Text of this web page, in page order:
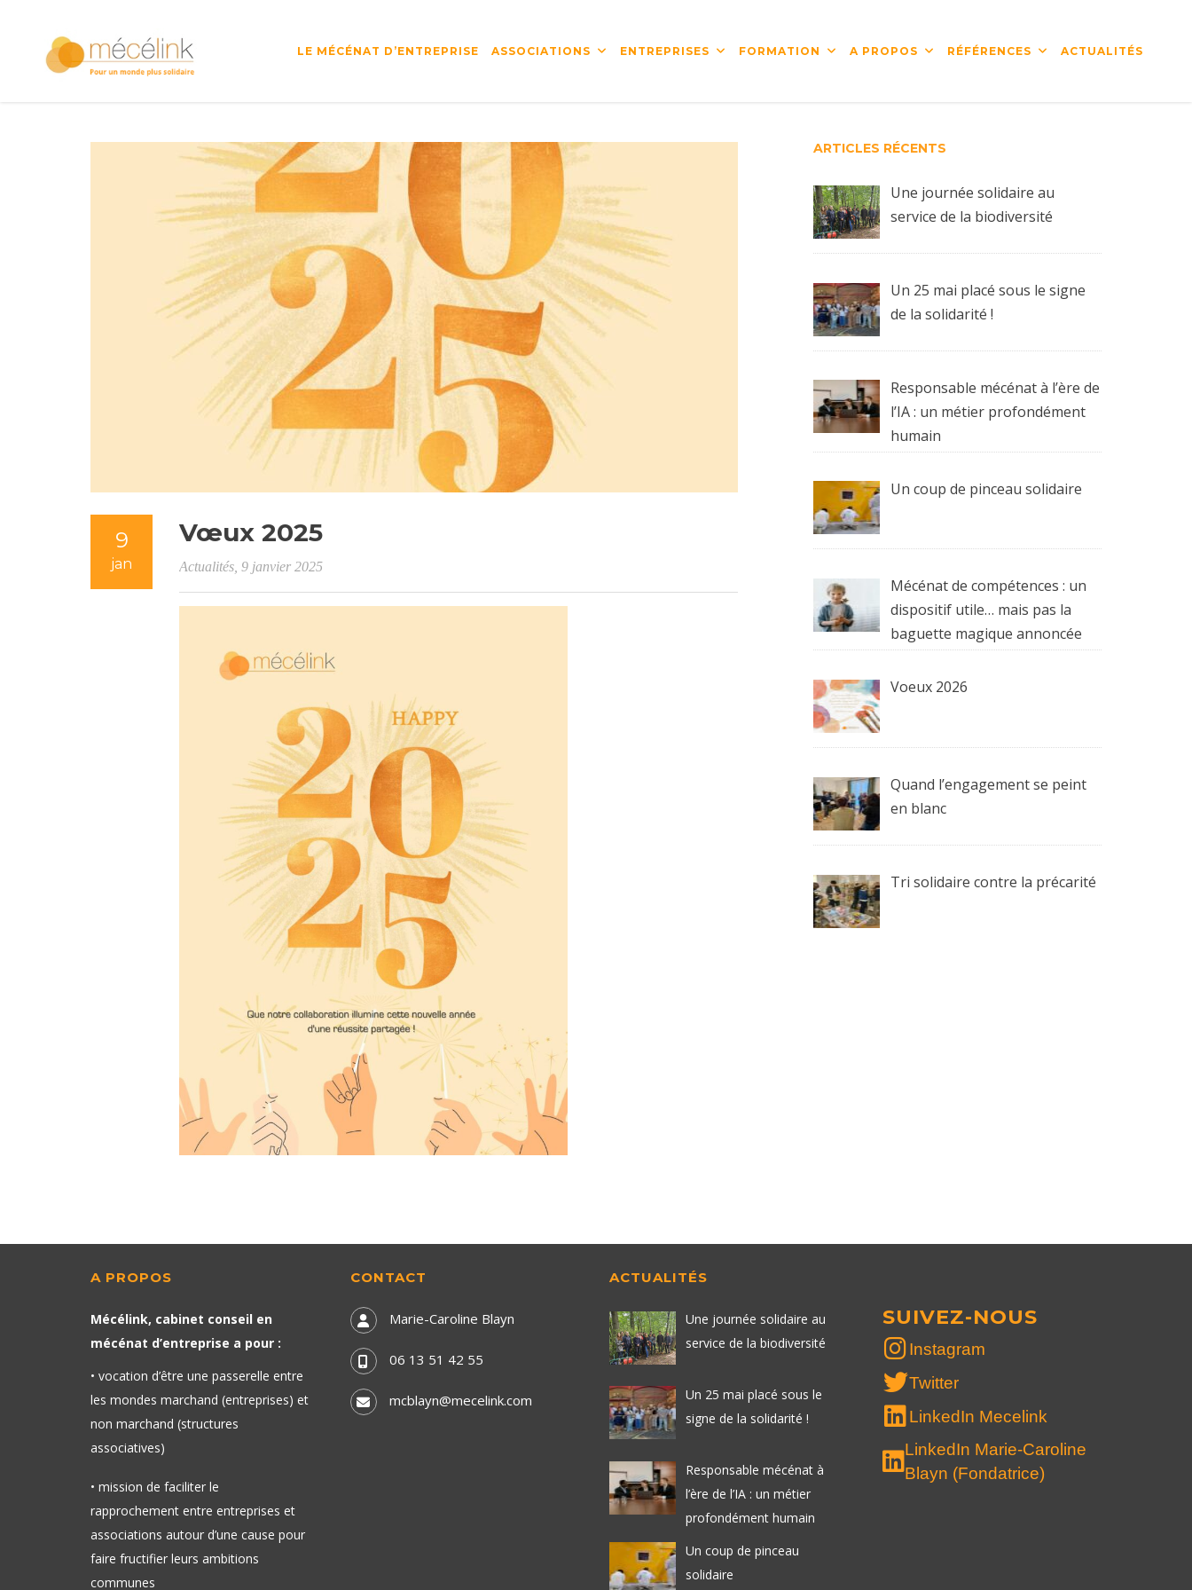
LE MÉCÉNAT D’ENTREPRISE ASSOCIATIONS ENTREPRISES FORMATION A PROPOS RÉFÉRENCES ACTUALITÉS
9
jan
Vœux 2025
Actualités , 9 janvier 2025
ARTICLES RÉCENTS
Une journée solidaire au
service de la biodiversité
Un 25 mai placé sous le signe
de la solidarité !
Responsable mécénat à l’ère de
l’IA : un métier profondément
humain
Un coup de pinceau solidaire
Mécénat de compétences : un
dispositif utile… mais pas la
baguette magique annoncée
Voeux 2026
Quand l’engagement se peint
en blanc
Tri solidaire contre la précarité
A PROPOS
Mécélink, cabinet conseil en
mécénat d’entreprise a pour :
• vocation d’être une passerelle entre
les mondes marchand (entreprises) et
non marchand (structures
associatives)
• mission de faciliter le
rapprochement entre entreprises et
associations autour d’une cause pour
faire fructifier leurs ambitions
communes
CONTACT
Marie-Caroline Blayn
06 13 51 42 55
mcblayn@mecelink.com
ACTUALITÉS
Une journée solidaire au
service de la biodiversité
Un 25 mai placé sous le
signe de la solidarité !
Responsable mécénat à
l’ère de l’IA : un métier
profondément humain
Un coup de pinceau
solidaire
SUIVEZ-NOUS
Instagram
Twitter
LinkedIn Mecelink
LinkedIn Marie-Caroline
Blayn (Fondatrice)